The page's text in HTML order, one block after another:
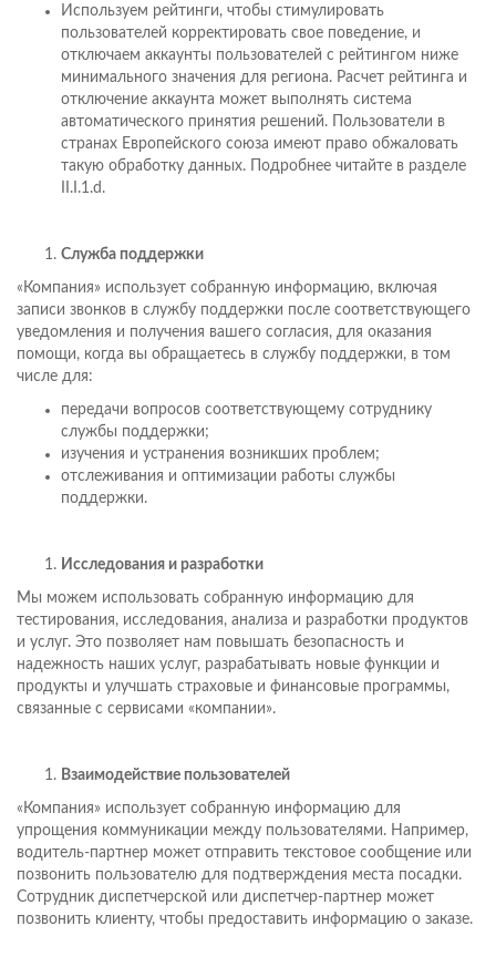
Используем рейтинги, чтобы стимулировать
пользователей корректировать свое поведение, и
отключаем аккаунты пользователей с рейтингом ниже
минимального значения для региона. Расчет рейтинга и
отключение аккаунта может выполнять система
автоматического принятия решений. Пользователи в
странах Европейского союза имеют право обжаловать
такую обработку данных. Подробнее читайте в разделе
II.I.1.d.
Служба поддержки
«Компания» использует собранную информацию, включая
записи звонков в службу поддержки после соответствующего
уведомления и получения вашего согласия, для оказания
помощи, когда вы обращаетесь в службу поддержки, в том
числе для:
передачи вопросов соответствующему сотруднику
службы поддержки;
изучения и устранения возникших проблем;
отслеживания и оптимизации работы службы
поддержки.
Исследования и разработки
Мы можем использовать собранную информацию для
тестирования, исследования, анализа и разработки продуктов
и услуг. Это позволяет нам повышать безопасность и
надежность наших услуг, разрабатывать новые функции и
продукты и улучшать страховые и финансовые программы,
связанные с сервисами «компании».
Взаимодействие пользователей
«Компания» использует собранную информацию для
упрощения коммуникации между пользователями. Например,
водитель-партнер может отправить текстовое сообщение или
позвонить пользователю для подтверждения места посадки.
Сотрудник диспетчерской или диспетчер-партнер может
позвонить клиенту, чтобы предоставить информацию о заказе.